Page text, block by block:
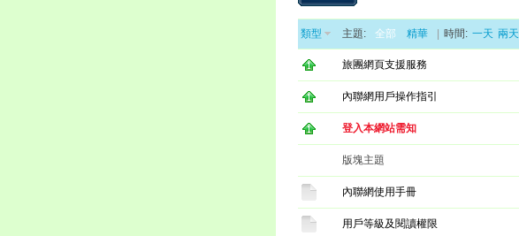
類型 主題: 全部 精華 時間: 一天 兩天
旅團網頁支援服務
內聯網用戶操作指引
登入本網站需知
版塊主題
內聯網使用手冊
用戶等級及閱讀權限